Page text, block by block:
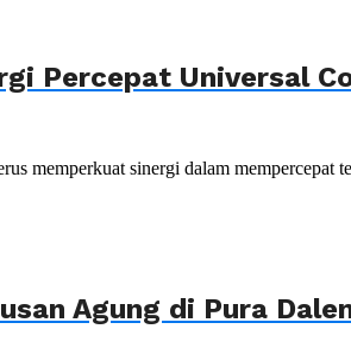
Percepat Universal
memperkuat sinergi dalam mempercepat
Agung di Pura